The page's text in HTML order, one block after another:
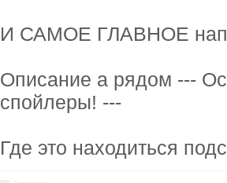
И САМОЕ ГЛАВНОЕ
Описание а рядом ---
спойлеры! ---
Где это находиться